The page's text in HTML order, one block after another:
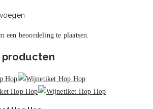
een beoordeling te plaatsen.